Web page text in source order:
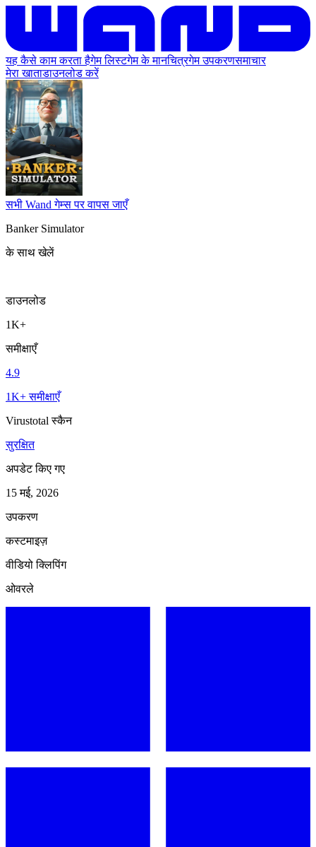
यह कैसे काम करता हैगेम लिस्टगेम के मानचित्रगेम उपकरणसमाचार
मेरा खाताडाउनलोड करें
सभी Wand गेम्स पर वापस जाएँ
Banker Simulator
के साथ खेलें
डाउनलोड
1K+
समीक्षाएँ
4.9
1K+ समीक्षाएँ
Virustotal स्कैन
सुरक्षित
अपडेट किए गए
15 मई, 2026
उपकरण
कस्टमाइज़
वीडियो क्लिपिंग
ओवरले